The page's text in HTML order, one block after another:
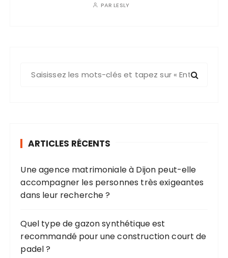
PARLESLY
e
p
o
r
:
ARTICLES RÉCENTS
Une agence matrimoniale à Dijon peut-elle
accompagner les personnes très exigeantes
dans leur recherche ?
Quel type de gazon synthétique est
recommandé pour une construction court de
padel ?